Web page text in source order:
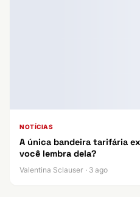
NOTÍCIAS
A única bandeira tarifária
você lembra dela?
Valentina Sclauser · 3 ago